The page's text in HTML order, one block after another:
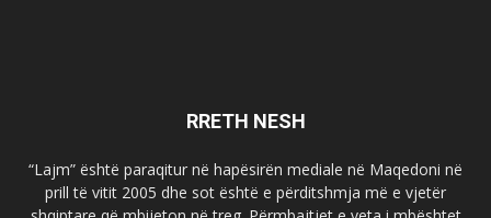
RRETH NESH
“Lajm” është paraqitur në hapësirën mediale në Maqedoni në
prill të vitit 2005 dhe sot është e përditshmja më e vjetër